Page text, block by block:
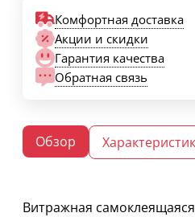
Комфортная доставка
Акции и скидки
Гарантия качества
Обратная связь
Обзор
Витражная